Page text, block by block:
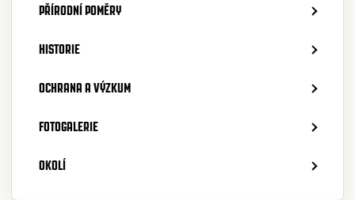
PŘÍRODNÍ POMĚRY
HISTORIE
OCHRANA A VÝZKUM
FOTOGALERIE
OKOLÍ